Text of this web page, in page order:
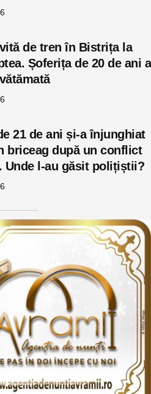
de tren în Bistrița la
Șoferița de 20 de ani a
21 de ani și-a înjunghiat
briceag după un conflict
Unde l-au găsit polițiștii?